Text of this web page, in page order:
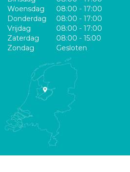
Woensdag
08:00 - 17:00
Donderdag
08:00 - 17:00
Vrijdag
08:00 - 17:00
Zaterdag
08:00 - 15:00
Zondag
Gesloten